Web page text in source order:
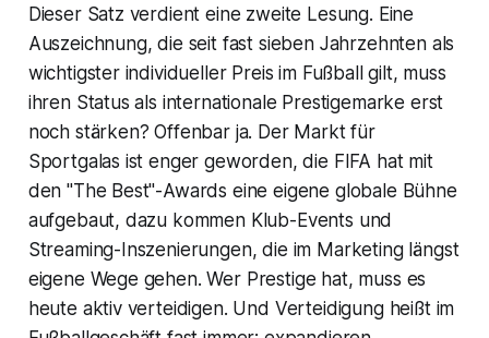
Dieser Satz verdient eine zweite Lesung. Eine
Auszeichnung, die seit fast sieben Jahrzehnten als
wichtigster individueller Preis im Fußball gilt, muss
ihren Status als internationale Prestigemarke erst
noch stärken? Offenbar ja. Der Markt für
Sportgalas ist enger geworden, die FIFA hat mit
den "The Best"-Awards eine eigene globale Bühne
aufgebaut, dazu kommen Klub-Events und
Streaming-Inszenierungen, die im Marketing längst
eigene Wege gehen. Wer Prestige hat, muss es
heute aktiv verteidigen. Und Verteidigung heißt im